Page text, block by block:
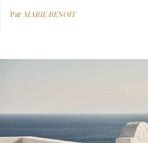
Par MARIE BENOIT